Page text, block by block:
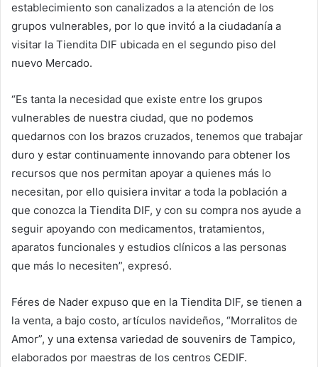
establecimiento son canalizados a la atención de los
grupos vulnerables, por lo que invitó a la ciudadanía a
visitar la Tiendita DIF ubicada en el segundo piso del
nuevo Mercado.
“Es tanta la necesidad que existe entre los grupos
vulnerables de nuestra ciudad, que no podemos
quedarnos con los brazos cruzados, tenemos que trabajar
duro y estar continuamente innovando para obtener los
recursos que nos permitan apoyar a quienes más lo
necesitan, por ello quisiera invitar a toda la población a
que conozca la Tiendita DIF, y con su compra nos ayude a
seguir apoyando con medicamentos, tratamientos,
aparatos funcionales y estudios clínicos a las personas
que más lo necesiten”, expresó.
Féres de Nader expuso que en la Tiendita DIF, se tienen a
la venta, a bajo costo, artículos navideños, “Morralitos de
Amor”, y una extensa variedad de souvenirs de Tampico,
elaborados por maestras de los centros CEDIF.